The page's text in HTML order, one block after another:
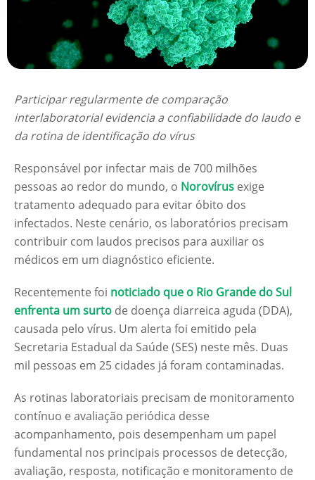
Participar regularmente de comparação
interlaboratorial evidencia a confiabilidade do laudo e
da rotina de identificação do vírus
Responsável por infectar mais de 700 milhões
pessoas ao redor do mundo, o Norovírus exige
tratamento adequado para evitar óbito dos
infectados. Neste cenário, os laboratórios precisam
contribuir com laudos precisos para auxiliar os
médicos em um diagnóstico eficiente.
Recentemente foi noticiado que o Rio Grande do Sul
enfrenta um surto de doença diarreica aguda (DDA),
causada pelo vírus. Um alerta foi emitido pela
Secretaria Estadual da Saúde (SES) neste mês. Duas
mil pessoas em 25 cidades já foram contaminadas.
As rotinas laboratoriais precisam de monitoramento
contínuo e avaliação periódica desse
acompanhamento, pois desempenham um papel
fundamental nos principais processos de detecção,
avaliação, resposta, notificação e monitoramento de